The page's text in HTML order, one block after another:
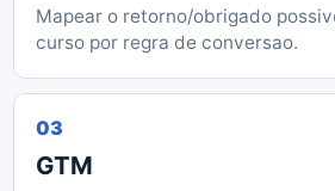
Mapear o retorno/obrigado
curso por regra de conversao.
03
GTM